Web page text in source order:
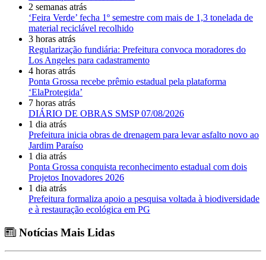
2 semanas atrás
‘Feira Verde’ fecha 1º semestre com mais de 1,3 tonelada de
material reciclável recolhido
3 horas atrás
Regularização fundiária: Prefeitura convoca moradores do
Los Angeles para cadastramento
4 horas atrás
Ponta Grossa recebe prêmio estadual pela plataforma
‘ElaProtegida’
7 horas atrás
DIÁRIO DE OBRAS SMSP 07/08/2026
1 dia atrás
Prefeitura inicia obras de drenagem para levar asfalto novo ao
Jardim Paraíso
1 dia atrás
Ponta Grossa conquista reconhecimento estadual com dois
Projetos Inovadores 2026
1 dia atrás
Prefeitura formaliza apoio a pesquisa voltada à biodiversidade
e à restauração ecológica em PG
Notícias Mais Lidas